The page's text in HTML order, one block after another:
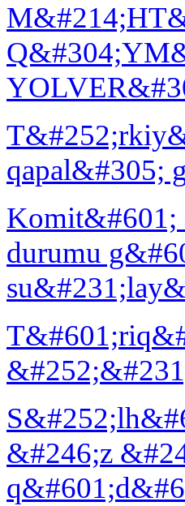
qapal&#305;
Komit&#601;
durumu
&#246;z